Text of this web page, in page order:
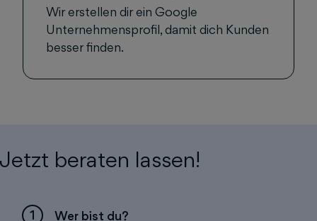
Wir erstellen dir ein Google
Unternehmensprofil, damit dich Kunden
besser finden.
Jetzt beraten lassen!
1
Wer bist du?